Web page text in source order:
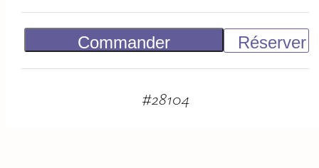
Commander
Réserver
#28104